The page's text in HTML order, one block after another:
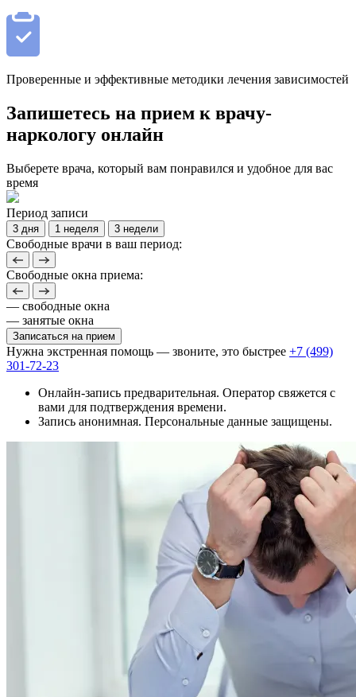
Проверенные и эффективные методики лечения зависимостей
Запишетесь на прием к врачу-
наркологу онлайн
Выберете врача, который вам понравился и удобное для вас
время
Период записи
3 дня 1 неделя 3 недели
Свободные врачи в ваш период:
Свободные окна приема:
— свободные окна
— занятые окна
Записаться на прием
Нужна экстренная помощь — звоните, это быстрее +7 (499)
301-72-23
Онлайн-запись предварительная. Оператор свяжется с
вами для подтверждения времени.
Запись анонимная. Персональные данные защищены.